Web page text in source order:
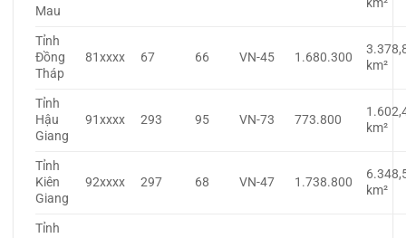
Mau
Tỉnh
Đồng
Tháp
81xxxx 67 66 VN-45 1.680.300
km²
Tỉnh
Hậu
Giang
91xxxx 293 95 VN-73 773.800
km²
Tỉnh
Kiên
Giang
92xxxx 297 68 VN-47 1.738.800
km²
Tỉnh